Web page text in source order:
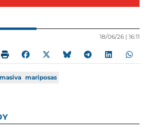
18/06/26 | 16:11
masiva mariposas